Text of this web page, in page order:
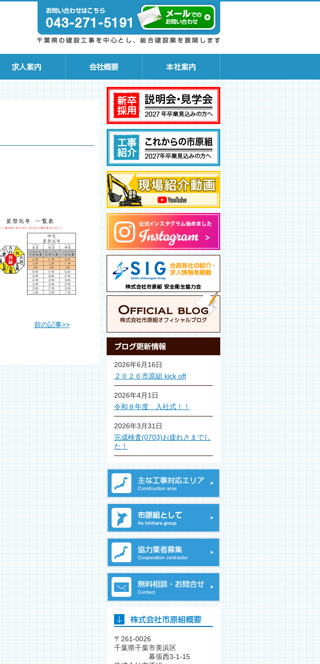
前の記事>>
2026年6月16日
２０２６市原組 kick off
2026年4月1日
令和８年度 入社式！！
2026年3月31日
完成検査(0703)お疲れさまでし
た！
〒261-0026
千葉県千葉市美浜区
幕張西3-1-15